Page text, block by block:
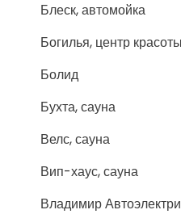
Блеск, автомойка
Богилья, центр
Болид
Бухта, сауна
Велс, сауна
Вип-хаус, сауна
Владимир